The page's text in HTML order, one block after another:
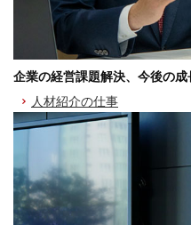
企業の経営課題解決、今後の
人材紹介の仕事